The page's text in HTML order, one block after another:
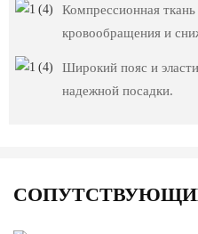
Компрессионная
кровообращения и
Широкий пояс и
надежной посадки.